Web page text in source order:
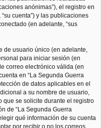
anónimas”), el registro en
cuenta”) y las publicaciones
(en adelante, “sus
de usuario único (en adelante,
para iniciar sesión (en
correo electrónico válida (en
en “La Segunda Guerra
de datos aplicables en el
a su nombre de usuario,
que se solicite durante el registro
de “La Segunda Guerra
qué información de su cuenta
por recibir o no los correos